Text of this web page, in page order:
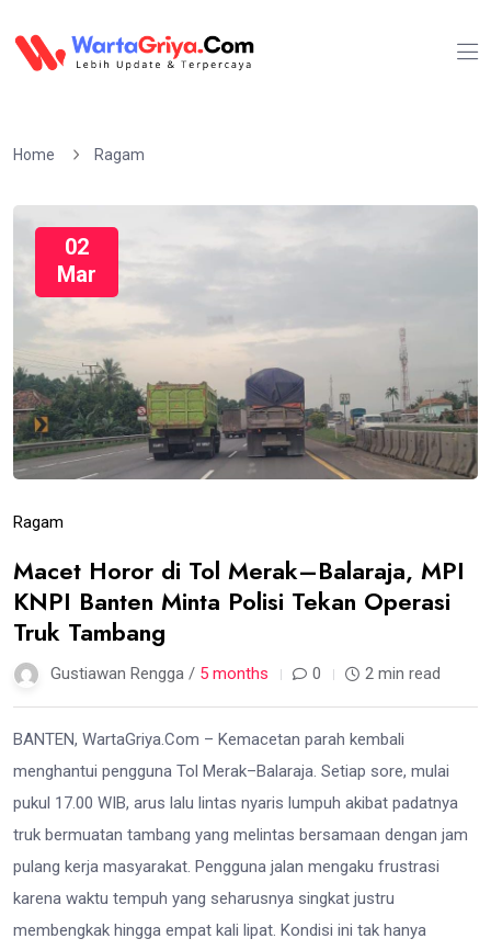
Home Ragam
02
Mar
Ragam
Macet Horor di Tol Merak–Balaraja, MPI
KNPI Banten Minta Polisi Tekan Operasi
Truk Tambang
Gustiawan Rengga / 5 months 0 2 min read
BANTEN, WartaGriya.Com – Kemacetan parah kembali
menghantui pengguna Tol Merak–Balaraja. Setiap sore, mulai
pukul 17.00 WIB, arus lalu lintas nyaris lumpuh akibat padatnya
truk bermuatan tambang yang melintas bersamaan dengan jam
pulang kerja masyarakat. Pengguna jalan mengaku frustrasi
karena waktu tempuh yang seharusnya singkat justru
membengkak hingga empat kali lipat. Kondisi ini tak hanya